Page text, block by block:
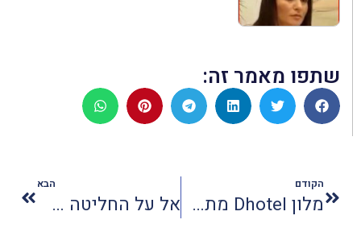
שתפו מאמר זה:
הקודם
מלון Dhotel מתחדש ומתרחב
הבא
אל על החליטה שוב: בואינג!